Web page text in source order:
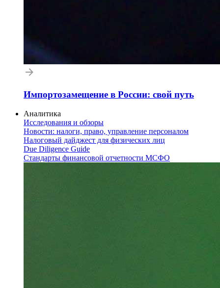
Импортозамещение в России: свой путь
Аналитика
Исследования и обзоры
Новости: налоги, право, управление персоналом
Налоговый дайджест для физических лиц
Due Diligence Guide
Стандарты финансовой отчетности МСФО